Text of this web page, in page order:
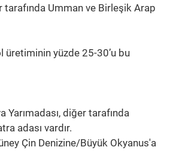
tarafında Umman ve Birleşik Arap
üretiminin yüzde 25-30’u bu
Yarımadası, diğer tarafında
adası vardır.
Çin Denizine/Büyük Okyanus'a